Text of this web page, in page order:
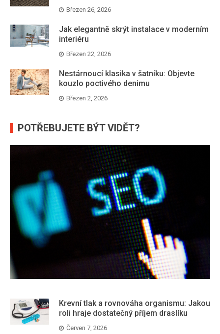
Březen 26, 2026
Jak elegantně skrýt instalace v moderním
interiéru
Březen 22, 2026
Nestárnoucí klasika v šatníku: Objevte
kouzlo poctivého denimu
Březen 2, 2026
POTŘEBUJETE BÝT VIDĚT?
Krevní tlak a rovnováha organismu: Jakou
roli hraje dostatečný příjem draslíku
Červen 7, 2026